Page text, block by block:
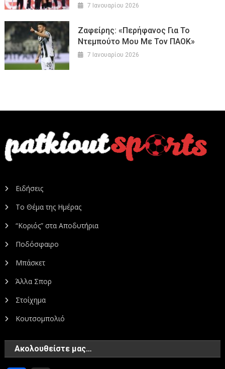
7 Ιανουαρίου 2026
Ζαφείρης: «Περήφανος Για Το
Ντεμπούτο Μου Με Τον ΠΑΟΚ»
7 Ιανουαρίου 2026
Ειδήσεις
Το Θέμα της Ημέρας
“Κοριός” στα Αποδυτήρια
Ποδόσφαιρο
Μπάσκετ
Άλλα Σπορ
Στοίχημα
Κουτσομπολιό
Ακολουθείστε μας…